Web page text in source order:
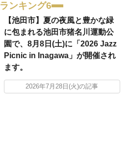
ランキング6
【池田市】夏の夜風と豊かな緑
に包まれる池田市猪名川運動公
園で、8月8日(土)に「2026 Jazz
Picnic in Inagawa」が開催され
ます。
2026年7月28日(火)の記事